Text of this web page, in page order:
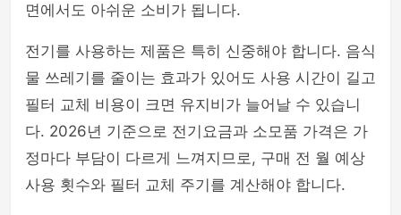
면에서도 아쉬운 소비가 됩니다.
전기를 사용하는 제품은 특히 신중해야 합니다. 음식
물 쓰레기를 줄이는 효과가 있어도 사용 시간이 길고
필터 교체 비용이 크면 유지비가 늘어날 수 있습니
다. 2026년 기준으로 전기요금과 소모품 가격은 가
정마다 부담이 다르게 느껴지므로, 구매 전 월 예상
사용 횟수와 필터 교체 주기를 계산해야 합니다.